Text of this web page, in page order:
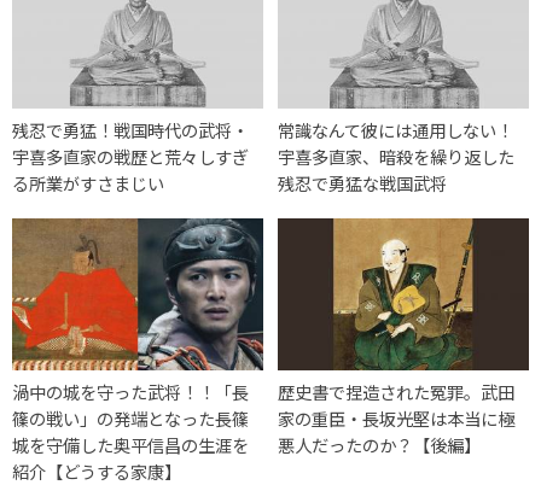
残忍で勇猛！戦国時代の武将・
宇喜多直家の戦歴と荒々しすぎ
る所業がすさまじい
常識なんて彼には通用しない！
宇喜多直家、暗殺を繰り返した
残忍で勇猛な戦国武将
渦中の城を守った武将！！「長
篠の戦い」の発端となった長篠
城を守備した奥平信昌の生涯を
紹介【どうする家康】
歴史書で捏造された冤罪。武田
家の重臣・長坂光堅は本当に極
悪人だったのか？【後編】